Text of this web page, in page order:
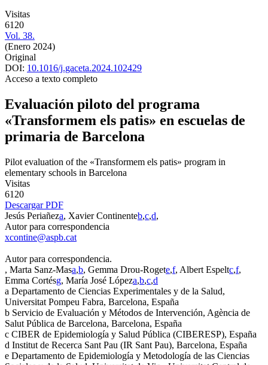
Visitas
6120
Vol. 38.
(Enero 2024)
Original
DOI: 10.1016/j.gaceta.2024.102429
Acceso a texto completo
Evaluación piloto del programa
«Transformem els patis» en escuelas de
primaria de Barcelona
Pilot evaluation of the «Transformem els patis» program in
elementary schools in Barcelona
Visitas
6120
Descargar PDF
Jesús Periañeza, Xavier Continenteb,c,d,
Autor para correspondencia
xcontine@aspb.cat
Autor para correspondencia.
, Marta Sanz-Masa,b, Gemma Drou-Rogete,f, Albert Espeltc,f,
Emma Cortésg, María José Lópeza,b,c,d
a Departamento de Ciencias Experimentales y de la Salud,
Universitat Pompeu Fabra, Barcelona, España
b Servicio de Evaluación y Métodos de Intervención, Agència de
Salut Pública de Barcelona, Barcelona, España
c CIBER de Epidemiología y Salud Pública (CIBERESP), España
d Institut de Recerca Sant Pau (IR Sant Pau), Barcelona, España
e Departamento de Epidemiología y Metodología de las Ciencias